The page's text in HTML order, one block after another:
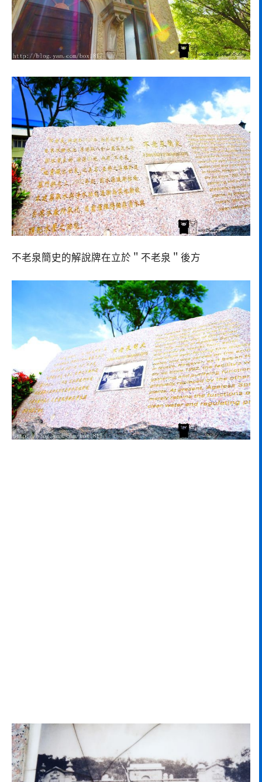
不老泉簡史的解說牌在立於＂不老泉＂後方